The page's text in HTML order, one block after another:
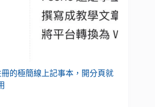
冊的極簡線上記事本，開分頁就